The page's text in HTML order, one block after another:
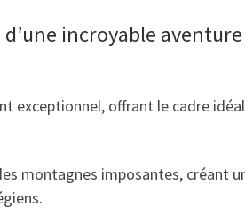
incroyable
exceptionnel, offrant le cadre
montagnes imposantes, créant